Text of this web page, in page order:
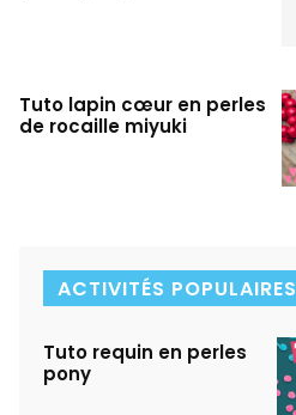
Tuto lapin cœur en perles
de rocaille miyuki
ACTIVITÉS POPULAIRES
Tuto requin en perles
pony